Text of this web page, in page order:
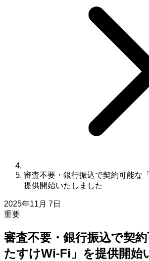
審査不要・銀行振込で契約可能な
提供開始いたしました
2025年11月 7日
重要
審査不要・銀行振込で契
たすけWi-Fi」を提供開始